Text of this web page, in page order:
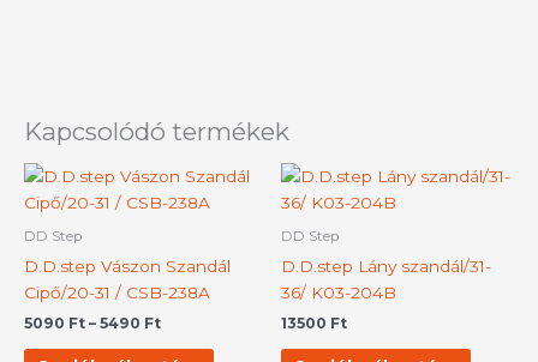
Kapcsolódó termékek
DD Step
D.D.step Vászon Szandál
Cipő/20-31 / CSB-238A
5090 Ft – 5490 Ft
Ártartomány:
-
Ennek
terméknekDD Step
D.D.step Lány szandál/31-
36/ K03-204B
13500 Ft
Ennek
több